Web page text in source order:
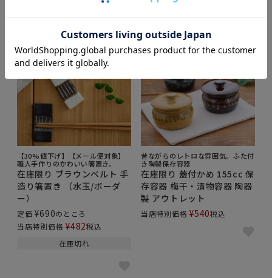
【30%値下げ】【メール便対象】
職人手作りのかわいい箸置き。
在庫限り ブラウンベルト 手
造り箸置き （水玉/ボーダ
ー）
定価 ¥690のところ
当店特別価格 ¥482税込
在庫切れ
昔ながらのレトロな雰囲気。ふた付
き陶製保存容器
在庫限り 蓋付かめ 155cc 保
存容器 梅干・漬物容器 陶器
製 アウトレット
当店特別価格 ¥540税込